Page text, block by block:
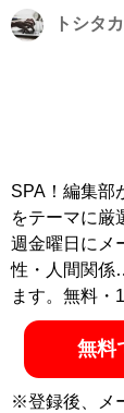
トシタ
リーライター
年前から東京と
記事一覧へ
SPA！編集部
をテーマに厳
週金曜日にメ
性・人間関係
ます。無料・
無料
※登録後、メ